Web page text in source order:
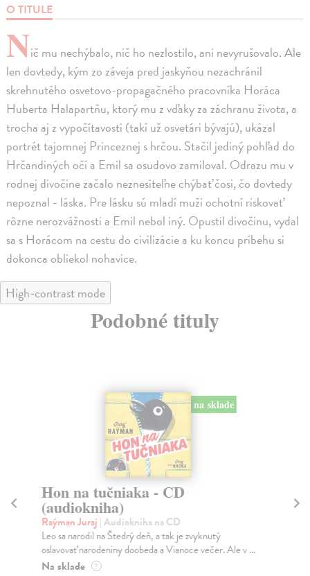
O TITULE
Nič mu nechýbalo, nič ho nezlostilo, ani nevyrušovalo. Ale
len dovtedy, kým zo záveja pred jaskyňou nezachránil
skrehnutého osvetovo-propagačného pracovníka Horáca
Huberta Halapartňu, ktorý mu z vďaky za záchranu života, a
trocha aj z vypočítavosti (takí už osvetári bývajú), ukázal
portrét tajomnej Princeznej s hrčou. Stačil jediný pohľad do
Hrčandiných očí a Emil sa osudovo zamiloval. Odrazu mu v
rodnej divočine začalo neznesiteľne chýbať čosi, čo dovtedy
nepoznal - láska. Pre lásku sú mladí muži ochotní riskovať
rôzne nerozvážnosti a Emil nebol iný. Opustil divočinu, vydal
sa s Horácom na cestu do civilizácie a ku koncu príbehu si
dokonca obliekol nohavice.
High-contrast mode
Podobné tituly
na sklade
Hon na tučniaka - CD
(audiokniha)
Raýman Juraj | Audiokniha na CD
Leo sa narodil na Štedrý deň, a tak je zvyknutý
oslavovať narodeniny doobeda a Vianoce večer. Ale v ...
Na sklade ?